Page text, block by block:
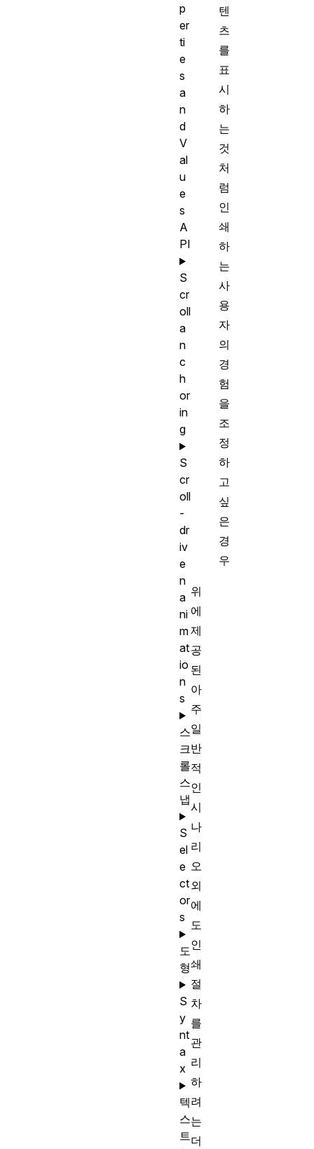
텐
츠
를
표
시
하
는
것
처
럼
인
쇄
하
는
사
용
자
의
경
험
을
조
정
하
고
싶
은
경
우
위
에
제
공
된
아
주
일
반
적
인
시
나
리
오
외
에
도
인
쇄
절
차
를
관
리
하
려
는
더
p
er
ti
e
s
a
n
d
V
al
u
e
s
A
PI
S
cr
oll
a
n
c
h
or
in
g
S
cr
oll
-
dr
iv
e
n
a
ni
m
at
io
n
s
스
크
롤
스
냅
S
el
e
ct
or
s
도
형
S
y
nt
a
x
텍
스
트